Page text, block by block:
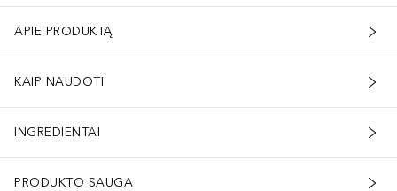
APIE PRODUKTĄ
KAIP NAUDOTI
INGREDIENTAI
PRODUKTO SAUGA